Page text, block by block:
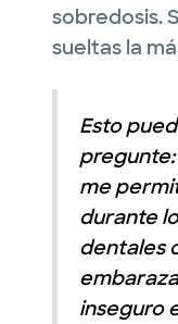
sobredosis.
sueltas la
Esto
me
durante
dentales
inseguro